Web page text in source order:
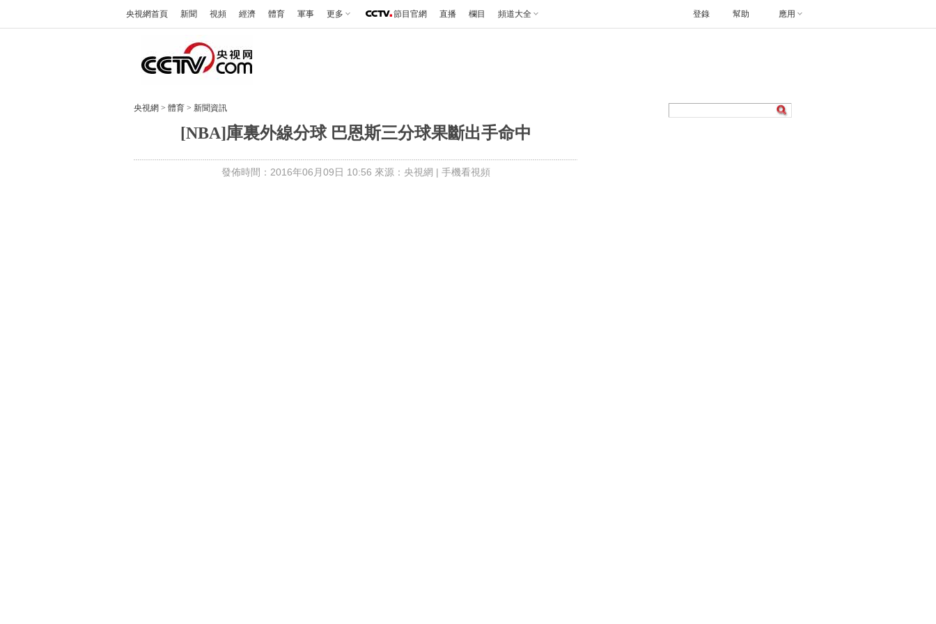
央視網首頁 新聞 視頻 經濟 體育 軍事 更多 節目官網 直播 欄目 頻道大全 幫助 應用
登錄
央視網 > 體育 > 新聞資訊
[NBA]庫裏外線分球 巴恩斯三分球果斷出手命中
發佈時間：2016年06月09日 10:56 來源：央視網 | 手機看視頻